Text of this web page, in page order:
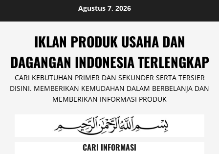
Agustus 7, 2026
IKLAN PRODUK USAHA DAN
DAGANGAN INDONESIA TERLENGKAP
CARI KEBUTUHAN PRIMER DAN SEKUNDER SERTA TERSIER
DISINI. MEMBERIKAN KEMUDAHAN DALAM BERBELANJA DAN
MEMBERIKAN INFORMASI PRODUK
CARI INFORMASI